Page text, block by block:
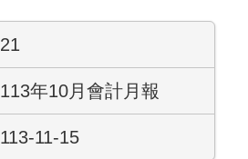
21
113年10月會計月報
113-11-15